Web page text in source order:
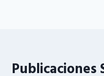
Publicaciones